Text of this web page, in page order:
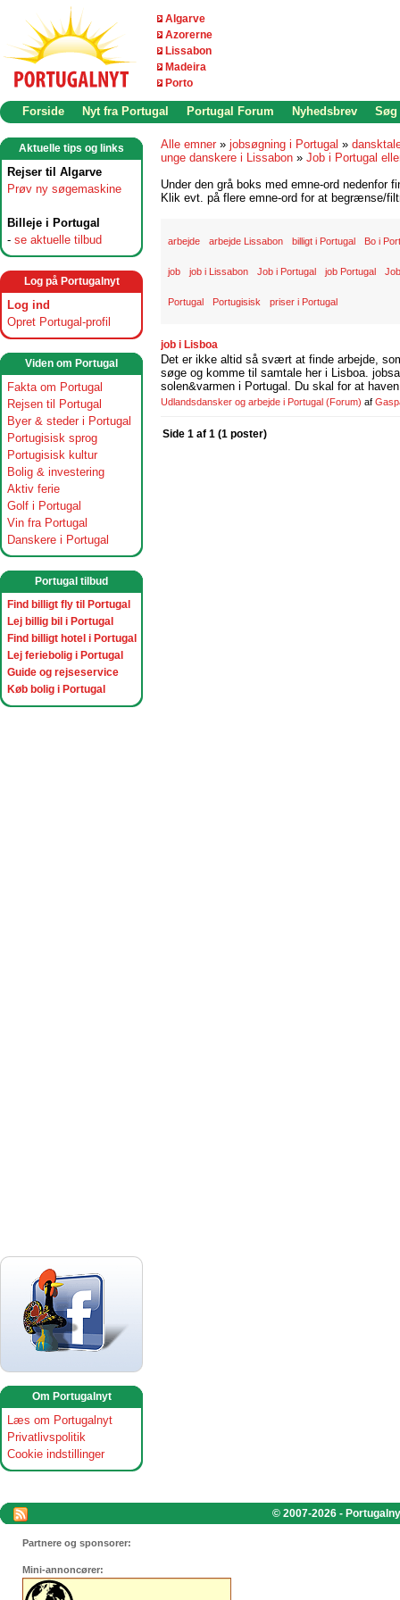
Algarve
Azorerne
Lissabon
Madeira
Porto
Forside Nyt fra Portugal Portugal Forum Nyhedsbrev Søg
Aktuelle tips og links
Rejser til Algarve
Prøv ny søgemaskine
Billeje i Portugal
- se aktuelle tilbud
Log på Portugalnyt
Log ind
Opret Portugal-profil
Viden om Portugal
Fakta om Portugal
Rejsen til Portugal
Byer & steder i Portugal
Portugisisk sprog
Portugisisk kultur
Bolig & investering
Aktiv ferie
Golf i Portugal
Vin fra Portugal
Danskere i Portugal
Portugal tilbud
Find billigt fly til Portugal
Lej billig bil i Portugal
Find billigt hotel i Portugal
Lej feriebolig i Portugal
Guide og rejseservice
Køb bolig i Portugal
Om Portugalnyt
Læs om Portugalnyt
Privatlivspolitik
Cookie indstillinger
Alle emner » jobsøgning i Portugal »
unge danskere i Lissabon » Job i Portugal
Under den grå boks med emne-ord nedenfor
Klik evt. på flere emne-ord for at begrænse/
arbejde arbejde Lissabon billigt i Portugal Bo i
job job i Lissabon Job i Portugal job Portugal
Portugal Portugisisk priser i Portugal
job i Lisboa
Det er ikke altid så svært at finde arbejde,
søge og komme til samtale her i Lisboa.
solen&varmen i Portugal. Du skal for at
Udlandsdansker og arbejde i Portugal (Forum) af
Side 1 af 1 (1 poster)
© 2007-2026 -
Partnere og sponsorer:
Mini-annoncører: